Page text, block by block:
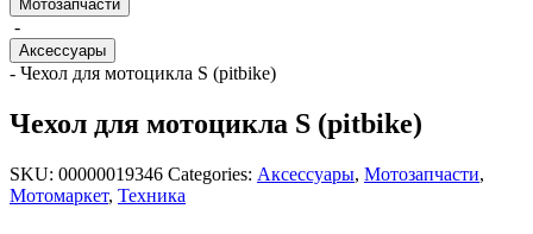
Мотозапчасти
-
Аксессуары
- Чехол для мотоцикла S (pitbike)
Чехол для мотоцикла S (pitbike)
SKU: 00000019346 Categories: Аксессуары, Мотозапчасти,
Мотомаркет, Техника